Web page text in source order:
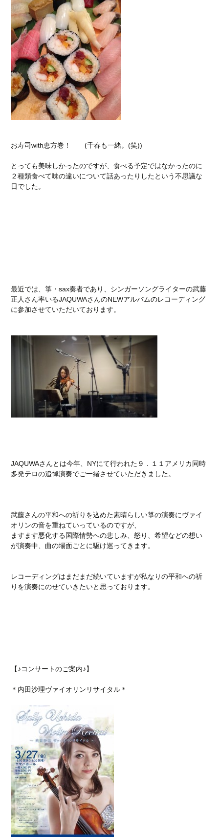
お寿司with恵方巻！ (千春も一緒。(笑))
とっても美味しかったのですが、食べる予定ではなかったのに
２種類食べて味の違いについて話あったりしたという不思議な
日でした。
最近では、箏・sax奏者であり、シンガーソングライターの武藤
正人さん率いるJAQUWAさんのNEWアルバムのレコーディング
に参加させていただいております。
JAQUWAさんとは今年、NYにて行われた９．１１アメリカ同時
多発テロの追悼演奏でご一緒させていただきました。
武藤さんの平和への祈りを込めた素晴らしい箏の演奏にヴァイ
オリンの音を重ねていっているのですが、
ますます悪化する国際情勢への悲しみ、怒り、希望などの想い
が演奏中、曲の場面ごとに駆け巡ってきます。
レコーディングはまだまだ続いていますが私なりの平和への祈
りを演奏にのせていきたいと思っております。
【♪コンサートのご案内♪】
＊内田沙理ヴァイオリンリサイタル＊